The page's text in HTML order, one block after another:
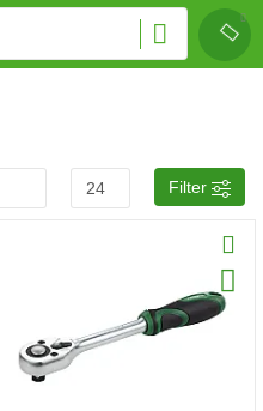
Filter